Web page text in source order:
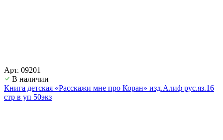
Арт. 09201
В наличии
Книга детская «Расскажи мне про Коран» изд.Алиф рус.яз.16
стр в уп 50экз